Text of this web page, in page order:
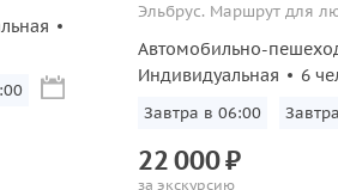
и
Эльбрус. Маршрут для
Автомобильно-
Индивидуальная
6
Завтра в 06:00
22000₽
за экскурсию